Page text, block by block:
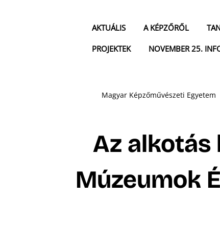
AKTUÁLIS A KÉPZŐRŐL
PROJEKTEK
NOVEMBER 25.
Magyar Képzőművészeti Egyetem
Az alkotás
Múzeumok